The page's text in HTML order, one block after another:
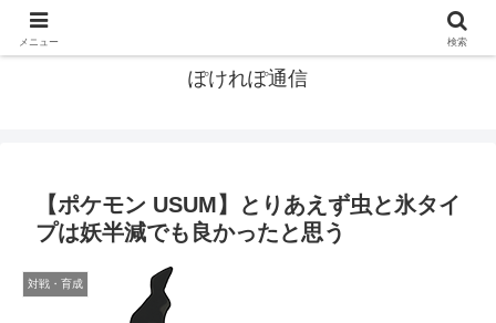
ぽけれぽ通信
【ポケモン USUM】とりあえず虫と氷タイ
プは妖半減でも良かったと思う
対戦・育成
メニュー 検索